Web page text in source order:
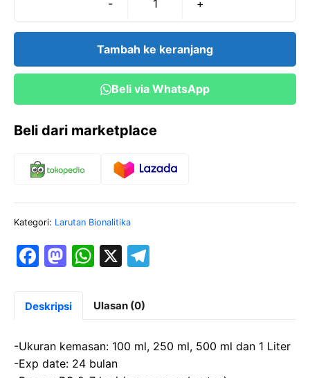
-
Kuantitas
6N
+
Tambah ke keranjang
Beli via WhatsApp
Beli dari marketplace
Kategori: Larutan Bionalitika
F
c
b
o
M
st
d
o
W
at
s
A
p
X
gr
a
Deskripsi Ulasan (0)
-Ukuran kemasan: 100 ml, 250 ml, 500 ml dan 1 Liter
-Exp date: 24 bulan